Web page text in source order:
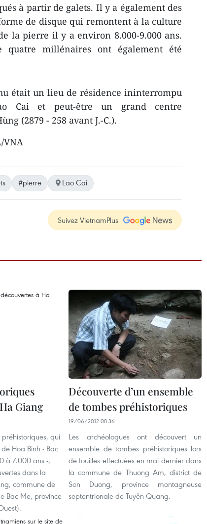
à partir de galets. Il y a également des
de disque qui remontent à la culture
la pierre il y a environ 8.000-9.000 ans.
millénaires ont également été
était un lieu de résidence ininterrompu
Cai et peut-être un grand centre
(2879 - 258 avant J.-C.).
VNA
#pierre Lao Cai
Suivez VietnamPlus
Giang
qui
Hoa Binh - Bac
à 7.000 ans -,
dans la
commune de
Bac Me, province
Découverte d’un ensemble
de tombes préhistoriques
19/06/2012 08:36
Les archéologues ont découvert un
ensemble de tombes préhistoriques lors
de fouilles effectuées en mai dernier dans
la commune de Thuong Am, district de
Son Duong, province montagneuse
septentrionale de Tuyên Quang.